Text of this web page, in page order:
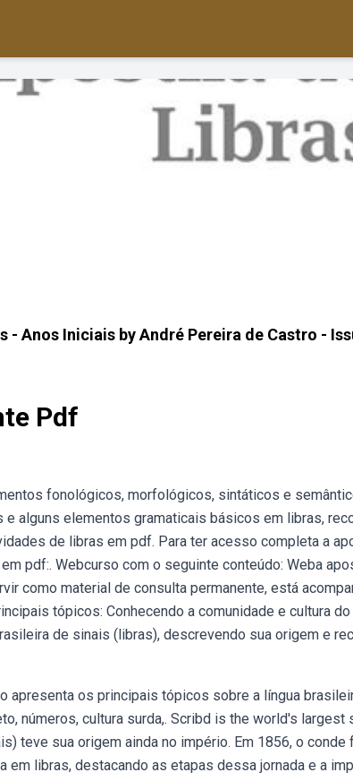
- Anos Iniciais by André Pereira de Castro -
Pdf
fonológicos, morfológicos, sintáticos e
alguns elementos gramaticais básicos em libras,
de libras em pdf. Para ter acesso completa a
pdf:. Webcurso com o seguinte conteúdo: Weba
como material de consulta permanente, está
tópicos: Conhecendo a comunidade e cultura
de sinais (libras), descrevendo sua origem e
apresenta os principais tópicos sobre a língua
números, cultura surda,. Scribd is the world's largest
teve sua origem ainda no império. Em 1856, o conde
libras, destacando as etapas dessa jornada e a